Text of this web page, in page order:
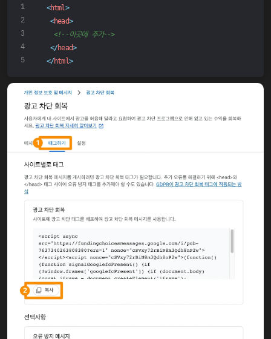
<html>
<head>
<!--이곳에 추가-->
</head>
</html>